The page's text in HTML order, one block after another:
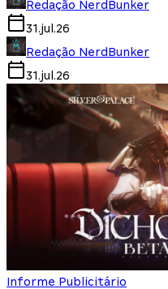
Redação NerdBunker
31.jul.26
Redação NerdBunker
31.jul.26
Informe Publicitário